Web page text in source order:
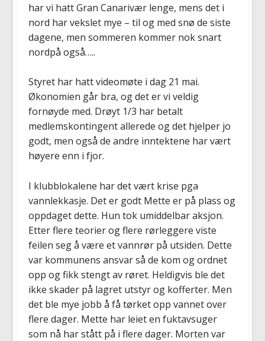
har vi hatt Gran Canarivær lenge, mens det i
nord har vekslet mye – til og med snø de siste
dagene, men sommeren kommer nok snart
nordpå også…..
Styret har hatt videomøte i dag 21 mai.
Økonomien går bra, og det er vi veldig
fornøyde med. Drøyt 1/3 har betalt
medlemskontingent allerede og det hjelper jo
godt, men også de andre inntektene har vært
høyere enn i fjor.
I klubblokalene har det vært krise pga
vannlekkasje. Det er godt Mette er på plass og
oppdaget dette. Hun tok umiddelbar aksjon.
Etter flere teorier og flere rørleggere viste
feilen seg å være et vannrør på utsiden. Dette
var kommunens ansvar så de kom og ordnet
opp og fikk stengt av røret. Heldigvis ble det
ikke skader på lagret utstyr og kofferter. Men
det ble mye jobb å få tørket opp vannet over
flere dager. Mette har leiet en fuktavsuger
som nå har stått på i flere dager. Morten var